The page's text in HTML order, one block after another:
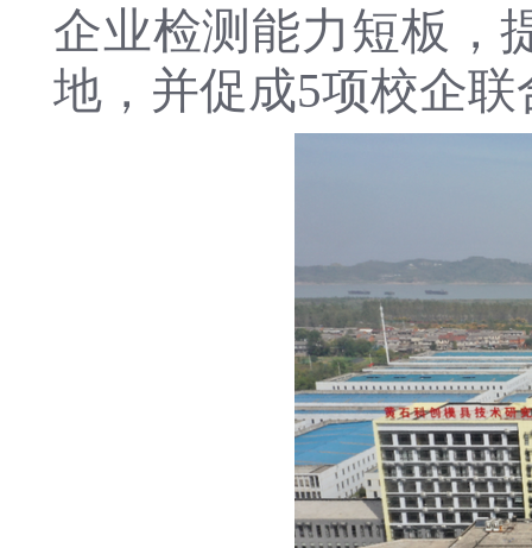
企业检测能力短板，
地，并促成5项校企